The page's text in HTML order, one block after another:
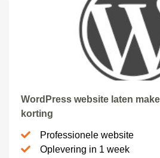
WordPress website laten
korting
Professionele website
Oplevering in 1 week